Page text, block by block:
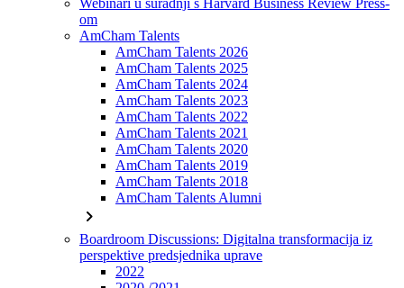
om
AmCham Talents
AmCham Talents 2026
AmCham Talents 2025
AmCham Talents 2024
AmCham Talents 2023
AmCham Talents 2022
AmCham Talents 2021
AmCham Talents 2020
AmCham Talents 2019
AmCham Talents 2018
AmCham Talents Alumni
chevron_right
Boardroom Discussions: Digitalna transformacija iz
perspektive predsjednika uprave
2022